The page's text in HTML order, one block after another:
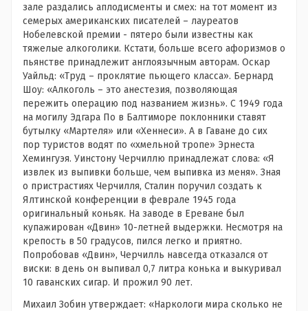
зале раздались аплодисменты и смех: на тот момент из
семерых американских писателей – лауреатов
Нобелевской премии - пятеро были известны как
тяжелые алкоголики. Кстати, больше всего афоризмов о
пьянстве принадлежит англоязычным авторам. Оскар
Уайльд: «Труд – проклятие пьющего класса». Бернард
Шоу: «Алкоголь – это анестезия, позволяющая
пережить операцию под названием жизнь». С 1949 года
на могилу Эдгара По в Балтиморе поклонники ставят
бутылку «Мартеля» или «Хеннеси». А в Гаване до сих
пор туристов водят по «хмельной тропе» Эрнеста
Хемингуэя. Уинстону Черчиллю принадлежат слова: «Я
извлек из выпивки больше, чем выпивка из меня». Зная
о пристрастиях Черчилля, Сталин поручил создать к
Ялтинской конференции в феврале 1945 года
оригинальный коньяк. На заводе в Ереване был
купажирован «Двин» 10-летней выдержки. Несмотря на
крепость в 50 градусов, пился легко и приятно.
Попробовав «Двин», Черчилль навсегда отказался от
виски: в день он выпивал 0,7 литра конька и выкуривал
10 гаванских сигар. И прожил 90 лет.
Михаил Зобин утверждает: «Наркологи мира сколько не